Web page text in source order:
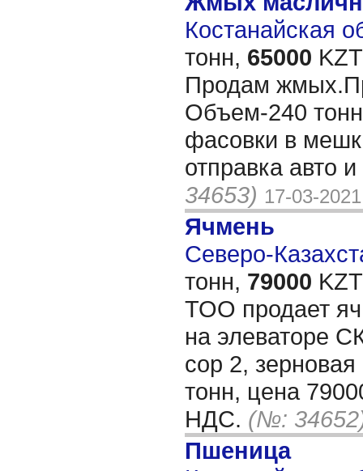
Костанайская
тонн, 65000
Продам
Объем-240
фасовки в
отправка авто
34653) 17-03-2021
Ячмень
Северо-
тонн, 79000
ТОО продает
на элеваторе
сор 2,
тонн, цена
НДС. (№:
Пшеница